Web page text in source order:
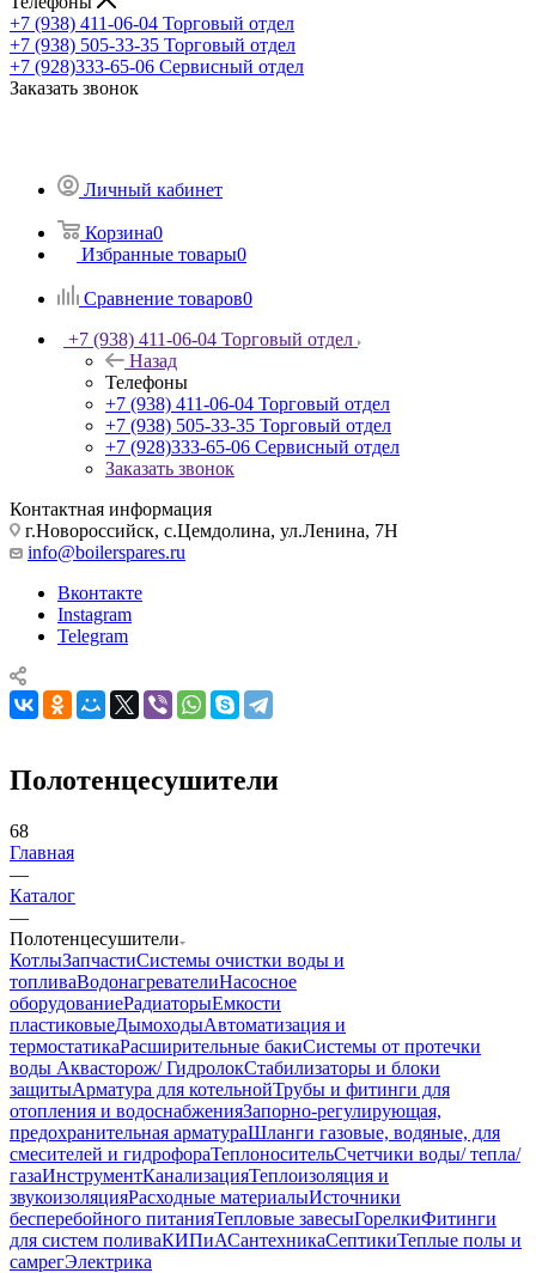
+7 (938) 411-06-04 Торговый отдел
+7 (938) 505-33-35 Торговый отдел
+7 (928)333-65-06 Сервисный отдел
Заказать звонок
Личный кабинет
Корзина0
Избранные товары0
Сравнение товаров0
+7 (938) 411-06-04 Торговый отдел
Назад
Телефоны
+7 (938) 411-06-04 Торговый отдел
+7 (938) 505-33-35 Торговый отдел
+7 (928)333-65-06 Сервисный отдел
Заказать звонок
Контактная информация
г.Новороссийск, с.Цемдолина, ул.Ленина, 7Н
info@boilerspares.ru
Вконтакте
Instagram
Telegram
Полотенцесушители
68
Главная
—
Каталог
—
Полотенцесушители
КотлыЗапчастиСистемы очистки воды и
топливаВодонагревателиНасосное
оборудованиеРадиаторыЕмкости
пластиковыеДымоходыАвтоматизация и
термостатикаРасширительные бакиСистемы от протечки
воды Аквасторож/ ГидролокСтабилизаторы и блоки
защитыАрматура для котельнойТрубы и фитинги для
отопления и водоснабженияЗапорно-регулирующая,
предохранительная арматураШланги газовые, водяные, для
смесителей и гидрофораТеплоносительСчетчики воды/ тепла/
газаИнструментКанализацияТеплоизоляция и
звукоизоляцияРасходные материалыИсточники
бесперебойного питанияТепловые завесыГорелкиФитинги
для систем поливаКИПиАСантехникаСептикиТеплые полы и
самрегЭлектрика